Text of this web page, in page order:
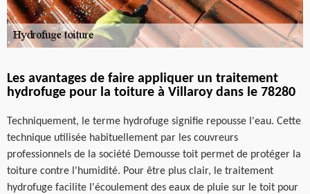
Les avantages de faire appliquer un traitement
hydrofuge pour la toiture à Villaroy dans le 78280
Techniquement, le terme hydrofuge signifie repousse l'eau. Cette
technique utilisée habituellement par les couvreurs
professionnels de la société Demousse toit permet de protéger la
toiture contre l'humidité. Pour être plus clair, le traitement
hydrofuge facilite l'écoulement des eaux de pluie sur le toit pour